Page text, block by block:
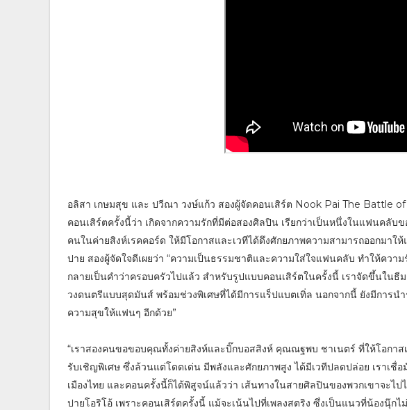
อลิสา เกษมสุข และ ปวีณา วงษ์แก้ว สองผู้จัดคอนเสิร์ต Nook Pai The Battle
คอนเสิร์ตครั้งนี้ว่า เกิดจากความรักที่มีต่อสองศิลปิน เรียกว่าเป็นหนึ่งในแฟนคลับ
คนในค่ายสิงห์เรคคอร์ด ให้มีโอกาสและเวทีได้ดึงศักยภาพความสามารถออกมาใ
ปาย สองผู้จัดใจดีเผยว่า “ความเป็นธรรมชาติและความใส่ใจแฟนคลับ ทำให้คว
กลายเป็นคำว่าครอบครัวไปแล้ว สำหรับรูปแบบคอนเสิร์ตในครั้งนี้ เราจัดขึ้นใน
วงดนตรีแบบสุดมันส์ พร้อมช่วงพิเศษที่ได้มีการแร็ปแบตเทิ่ล นอกจากนี้ ยังมีการน
ความสุขให้แฟนๆ อีกด้วย”
“เราสองคนขอขอบคุณทั้งค่ายสิงห์และบิ๊กบอสสิงห์ คุณณฐพบ ชาเนตร์ ที่ให้โอกาส
รับเชิญพิเศษ ซึ่งล้วนแต่โดดเด่น มีพลังและศักยภาพสูง ได้มีเวทีปลดปล่อย เราเชื่
เมืองไทย และคอนครั้งนี้ก็ได้พิสูจน์แล้วว่า เส้นทางในสายศิลปินของพวกเขาจะไ
ปายโอริโอ้ เพราะคอนเสิร์ตครั้งนี้ แม้จะเน้นไปที่เพลงสตริง ซึ่งเป็นแนวที่น้องนุ๊ก